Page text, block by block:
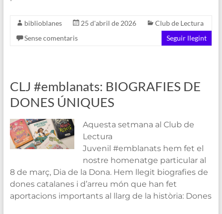
biblioblanes 25 d'abril de 2026
Club de Lectura
Sense comentaris
Seguir llegint
CLJ #emblanats: BIOGRAFIES DE
DONES ÚNIQUES
Aquesta setmana al Club de
Lectura
Juvenil #emblanats hem fet el
nostre homenatge particular al
8 de març, Dia de la Dona. Hem llegit biografies de
dones catalanes i d’arreu món que han fet
aportacions importants al llarg de la història: Dones